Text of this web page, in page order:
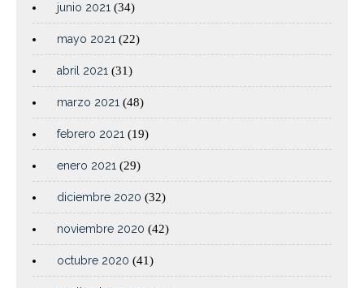
junio 2021 (34)
mayo 2021 (22)
abril 2021 (31)
marzo 2021 (48)
febrero 2021 (19)
enero 2021 (29)
diciembre 2020 (32)
noviembre 2020 (42)
octubre 2020 (41)